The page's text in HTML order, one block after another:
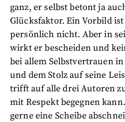
ganz, er selbst betont ja
Glücksfaktor. Ein Vorbild
persönlich nicht. Aber in
wirkt er bescheiden und
bei allem Selbstvertrauen
und dem Stolz auf seine
trifft auf alle drei Autoren
mit Respekt begegnen
gerne eine Scheibe